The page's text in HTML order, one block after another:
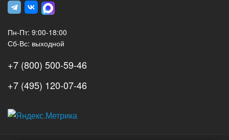
Пн-Пт: 9:00-18:00
Сб-Вс: выходной
+7 (800) 500-59-46
+7 (495) 120-07-46